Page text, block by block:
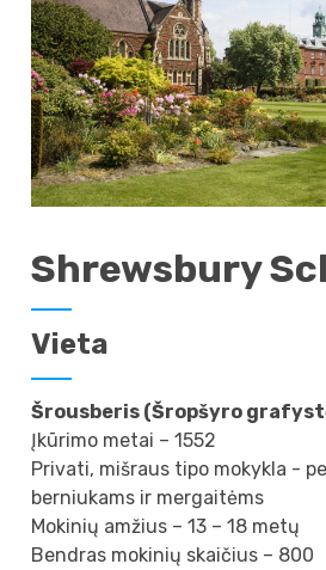
Shrewsbury
Vieta
Šrousberis (Šropšyro
Įkūrimo metai – 1552
Privati, mišraus tipo mokykla -
berniukams ir mergaitėms
Mokinių amžius – 13 – 18 metų
Bendras mokinių skaičius – 800